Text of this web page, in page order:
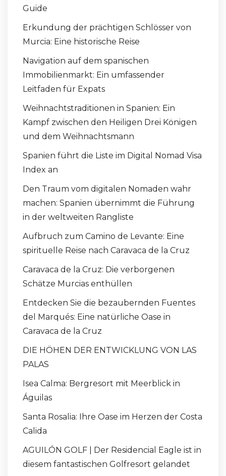
Guide
Erkundung der prächtigen Schlösser von
Murcia: Eine historische Reise
Navigation auf dem spanischen
Immobilienmarkt: Ein umfassender
Leitfaden für Expats
Weihnachtstraditionen in Spanien: Ein
Kampf zwischen den Heiligen Drei Königen
und dem Weihnachtsmann
Spanien führt die Liste im Digital Nomad Visa
Index an
Den Traum vom digitalen Nomaden wahr
machen: Spanien übernimmt die Führung
in der weltweiten Rangliste
Aufbruch zum Camino de Levante: Eine
spirituelle Reise nach Caravaca de la Cruz
Caravaca de la Cruz: Die verborgenen
Schätze Murcias enthüllen
Entdecken Sie die bezaubernden Fuentes
del Marqués: Eine natürliche Oase in
Caravaca de la Cruz
DIE HÖHEN DER ENTWICKLUNG VON LAS
PALAS
Isea Calma: Bergresort mit Meerblick in
Águilas
Santa Rosalia: Ihre Oase im Herzen der Costa
Calida
AGUILÓN GOLF | Der Residencial Eagle ist in
diesem fantastischen Golfresort gelandet